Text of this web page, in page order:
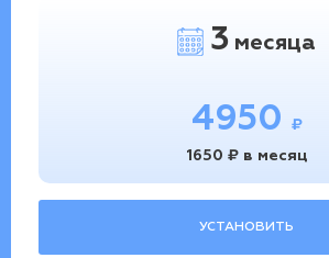
3 месяца
4950
₽
1650 ₽ в месяц
УСТАНОВИТЬ